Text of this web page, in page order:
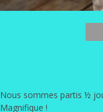
Nous sommes partis ½
Magnifique !